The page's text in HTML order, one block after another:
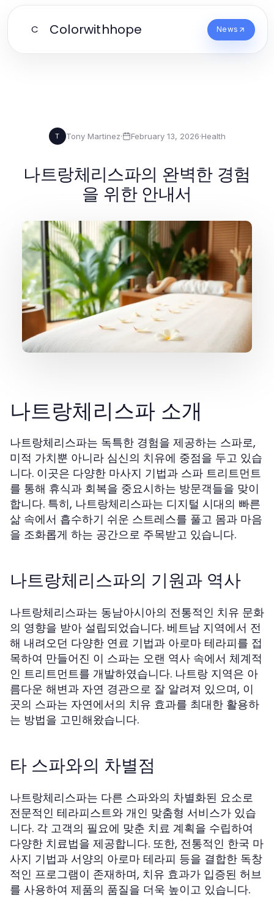
C Colorwithhope News
T Tony Martinez· February 13, 2026·Health
나트랑체리스파의 완벽한 경험
을 위한 안내서
나트랑체리스파 소개
나트랑체리스파는 독특한 경험을 제공하는 스파로,
미적 가치뿐 아니라 심신의 치유에 중점을 두고 있습
니다. 이곳은 다양한 마사지 기법과 스파 트리트먼트
를 통해 휴식과 회복을 중요시하는 방문객들을 맞이
합니다. 특히, 나트랑체리스파는 디지털 시대의 빠른
삶 속에서 흡수하기 쉬운 스트레스를 풀고 몸과 마음
을 조화롭게 하는 공간으로 주목받고 있습니다.
나트랑체리스파의 기원과 역사
나트랑체리스파는 동남아시아의 전통적인 치유 문화
의 영향을 받아 설립되었습니다. 베트남 지역에서 전
해 내려오던 다양한 연료 기법과 아로마 테라피를 접
목하여 만들어진 이 스파는 오랜 역사 속에서 체계적
인 트리트먼트를 개발하였습니다. 나트랑 지역은 아
름다운 해변과 자연 경관으로 잘 알려져 있으며, 이
곳의 스파는 자연에서의 치유 효과를 최대한 활용하
는 방법을 고민해왔습니다.
타 스파와의 차별점
나트랑체리스파는 다른 스파와의 차별화된 요소로
전문적인 테라피스트와 개인 맞춤형 서비스가 있습
니다. 각 고객의 필요에 맞춘 치료 계획을 수립하여
다양한 치료법을 제공합니다. 또한, 전통적인 한국 마
사지 기법과 서양의 아로마 테라피 등을 결합한 독창
적인 프로그램이 존재하며, 치유 효과가 입증된 허브
를 사용하여 제품의 품질을 더욱 높이고 있습니다.